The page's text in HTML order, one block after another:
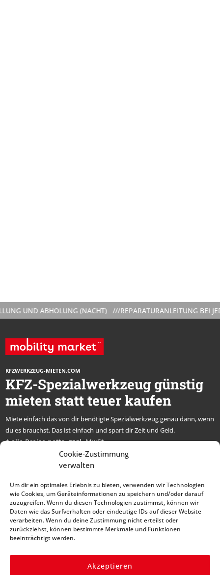
Cookie-Zustimmung
verwalten
Um dir ein optimales Erlebnis zu bieten, verwenden wir Technologien
wie Cookies, um Geräteinformationen zu speichern und/oder darauf
zuzugreifen. Wenn du diesen Technologien zustimmst, können wir
Daten wie das Surfverhalten oder eindeutige IDs auf dieser Website
verarbeiten. Wenn du deine Zustimmung nicht erteilst oder
zurückziehst, können bestimmte Merkmale und Funktionen
beeinträchtigt werden.
Akzeptieren
UND ABHOLUNG (NACHT) /// REPARATURANLEITUNG BEI
KFZWERKZEUG-MIETEN.COM
KFZ-Spezialwerkzeug günstig
mieten statt teuer kaufen
Miete einfach das von dir benötigte Spezialwerkzeug genau dann, wenn
du es brauchst. Das ist einfach und spart dir Zeit und Geld.
* alle Preise netto, zzgl. MwSt.
Abonniere unseren
Newsletter und bleibe
immer auf dem Laufenden